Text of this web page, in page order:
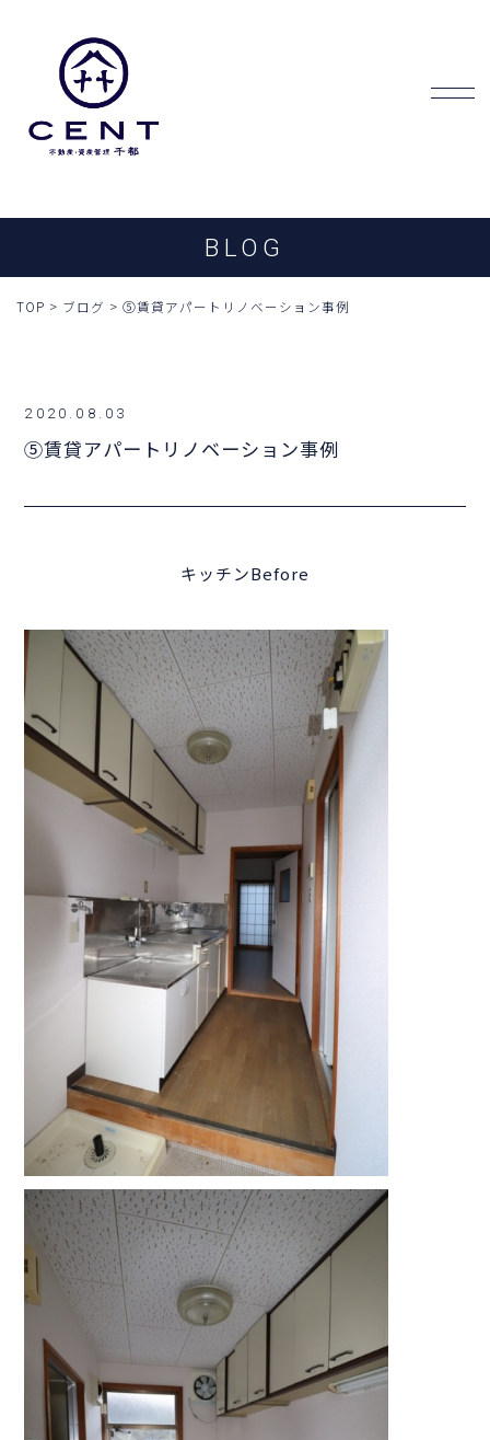
BLOG
TOP > ブログ > ⑤賃貸アパートリノベーション事例
2020.08.03
⑤賃貸アパートリノベーション事例
キッチンBefore